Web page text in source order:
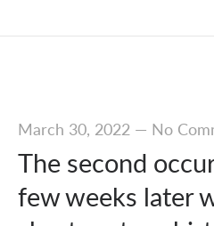
March 30, 2022— No
The second
few weeks later